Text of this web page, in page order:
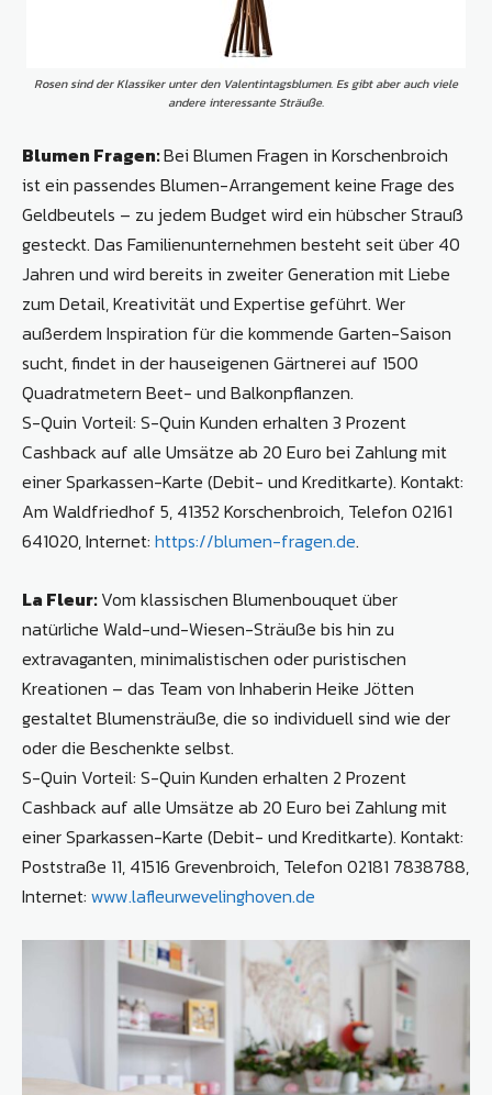
Rosen sind der Klassiker unter den Valentintagsblumen. Es gibt aber auch viele
andere interessante Sträuße.
Blumen Fragen:Bei Blumen Fragen in Korschenbroich
ist ein passendes Blumen-Arrangement keine Frage des
Geldbeutels – zu jedem Budget wird ein hübscher Strauß
gesteckt. Das Familienunternehmen besteht seit über 40
Jahren und wird bereits in zweiter Generation mit Liebe
zum Detail, Kreativität und Expertise geführt. Wer
außerdem Inspiration für die kommende Garten-Saison
sucht, findet in der hauseigenen Gärtnerei auf 1500
Quadratmetern Beet- und Balkonpflanzen.
S-Quin Vorteil: S-Quin Kunden erhalten 3 Prozent
Cashback auf alle Umsätze ab 20 Euro bei Zahlung mit
einer Sparkassen-Karte (Debit- und Kreditkarte). Kontakt:
Am Waldfriedhof 5, 41352 Korschenbroich, Telefon 02161
641020, Internet: https://blumen-fragen.de.
La Fleur:Vom klassischen Blumenbouquet über
natürliche Wald-und-Wiesen-Sträuße bis hin zu
extravaganten, minimalistischen oder puristischen
Kreationen – das Team von Inhaberin Heike Jötten
gestaltet Blumensträuße, die so individuell sind wie der
oder die Beschenkte selbst.
S-Quin Vorteil: S-Quin Kunden erhalten 2 Prozent
Cashback auf alle Umsätze ab 20 Euro bei Zahlung mit
einer Sparkassen-Karte (Debit- und Kreditkarte). Kontakt:
Poststraße 11, 41516 Grevenbroich, Telefon 02181 7838788,
Internet: www.lafleurwevelinghoven.de